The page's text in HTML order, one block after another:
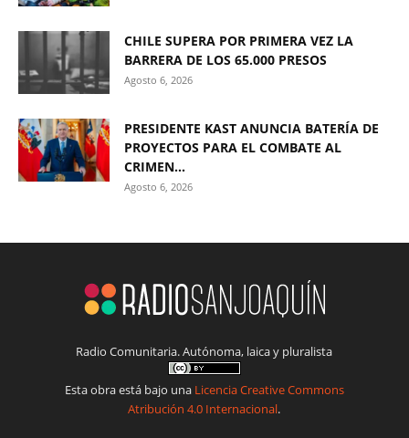
CHILE SUPERA POR PRIMERA VEZ LA
BARRERA DE LOS 65.000 PRESOS
Agosto 6, 2026
PRESIDENTE KAST ANUNCIA BATERÍA DE
PROYECTOS PARA EL COMBATE AL
CRIMEN...
Agosto 6, 2026
Radio Comunitaria. Autónoma, laica y pluralista
Esta obra está bajo una Licencia Creative Commons
Atribución 4.0 Internacional.